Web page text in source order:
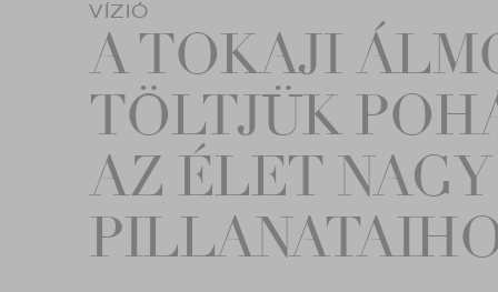
VÍZIÓ
A TOKAJI
TÖLTJÜK
AZ ÉLET NAGY